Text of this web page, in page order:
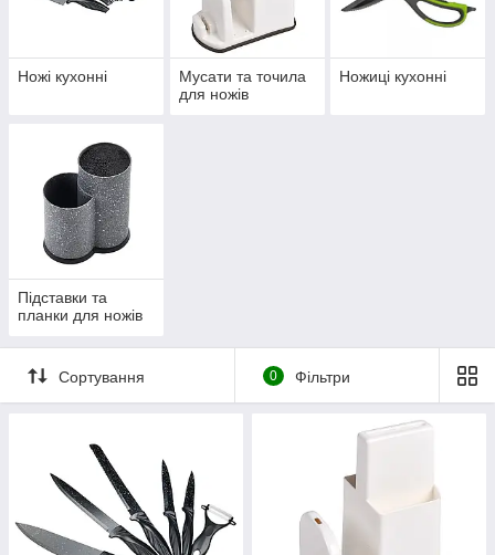
Ножі кухонні
Мусати та точила
для ножів
Ножиці кухонні
Підставки та
планки для ножів
Сортування 0 Фільтри